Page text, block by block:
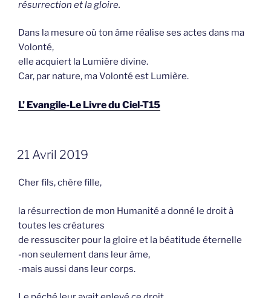
résurrection et la gloire.
Dans la mesure où ton âme réalise ses actes dans ma
Volonté,
elle acquiert la Lumière divine.
Car, par nature, ma Volonté est Lumière.
L’ Evangile-Le Livre du Ciel-T15
GEPLAATST
OP
21 Avril 2019
Cher fils, chère fille,
la résurrection de mon Humanité a donné le droit à
toutes les créatures
de ressusciter pour la gloire et la béatitude éternelle
-non seulement dans leur âme,
-mais aussi dans leur corps.